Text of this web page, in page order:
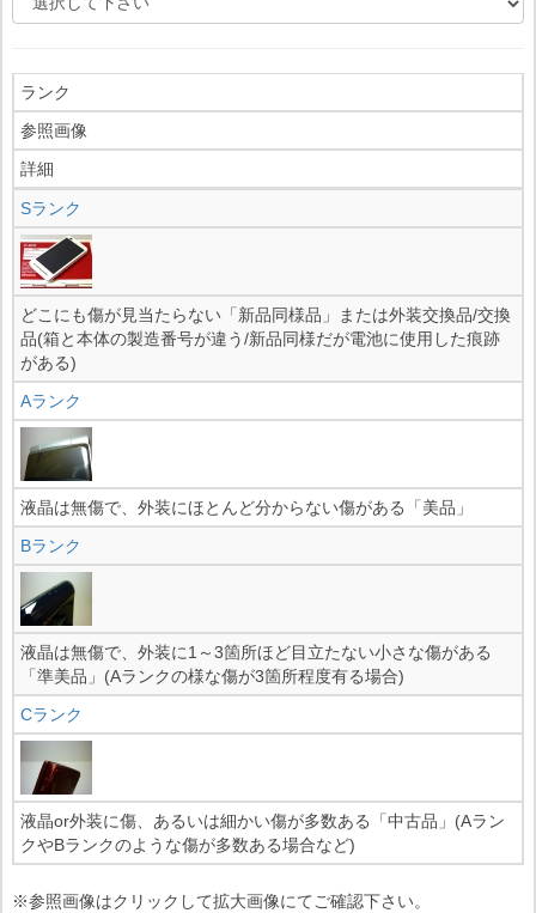
ランク
参照画像
詳細
Sランク
どこにも傷が見当たらない「新品同様品」または外装交換品/交換
品(箱と本体の製造番号が違う/新品同様だが電池に使用した痕跡
がある)
Aランク
液晶は無傷で、外装にほとんど分からない傷がある「美品」
Bランク
液晶は無傷で、外装に1～3箇所ほど目立たない小さな傷がある
「準美品」(Aランクの様な傷が3箇所程度有る場合)
Cランク
液晶or外装に傷、あるいは細かい傷が多数ある「中古品」(Aラン
クやBランクのような傷が多数ある場合など)
※参照画像はクリックして拡大画像にてご確認下さい。